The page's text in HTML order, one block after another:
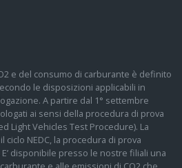
e del consumo di carburante è definito
le disposizioni applicabili in
A partire dal 1° settembre
ai sensi della procedura di prova
Light Vehicles Test Procedure). La
ciclo NEDC, la procedura di prova
disponibile presso le nostre filiali una